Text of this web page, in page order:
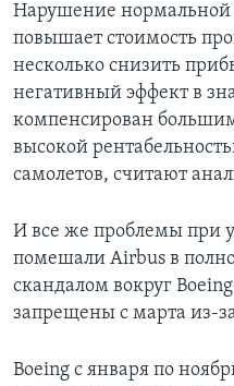
Нарушение нормальной
повышает стоимость
несколько снизить
негативный эффект в
компенсирован
высокой
самолетов, считают
И все же проблемы при
помешали Airbus в
скандалом вокруг
запрещены с марта из-
Boeing с января по